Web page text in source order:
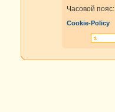
Часовой пояс:
Cookie-Policy